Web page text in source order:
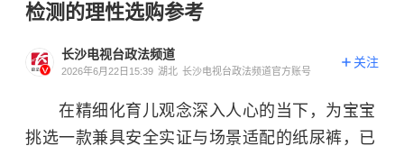
检测的理性选购参考
长沙电视台政法频道
2026年6月22日15:39 湖北 长沙电视台政法频道官方账号
关注
在精细化育儿观念深入人心的当下，为宝宝
挑选一款兼具安全实证与场景适配的纸尿裤，已